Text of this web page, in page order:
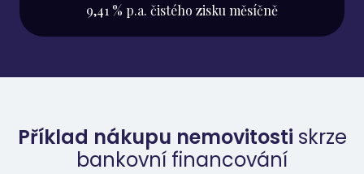
9,41 % p.a. čistého zisku měsíčně
Příklad nákupu nemovitosti skrze
bankovní financování